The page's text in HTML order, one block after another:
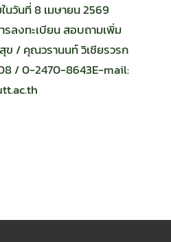
นวันที่ 8 เมษายน 2569
รลงทะเบียน สอบถามเพิ่ม
/ คุณวรานนท์ วิเชียรวรก
/ 0-2470-8643E-mail: